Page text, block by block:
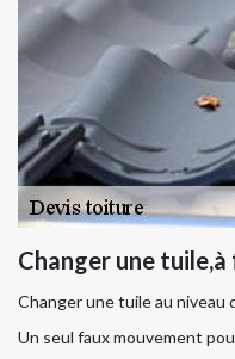
Changer une
Changer une tuile au niveau
Un seul faux mouvement